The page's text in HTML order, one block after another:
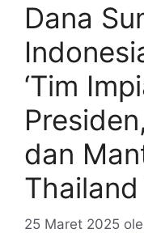
Dana
‘Tim
dan
25 Maret 2025